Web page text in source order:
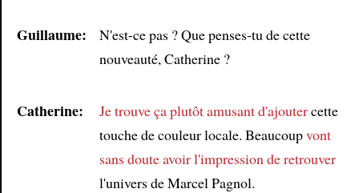
Guillaume:
N'est-ce pas ? Que penses-tu de cette
nouveauté, Catherine ?
Catherine: Je trouve ça plutôt amusantd'ajoutercette
touche de couleur locale. Beaucoupvont
sans doute avoir l'impression deretrouver
l'univers de Marcel Pagnol.